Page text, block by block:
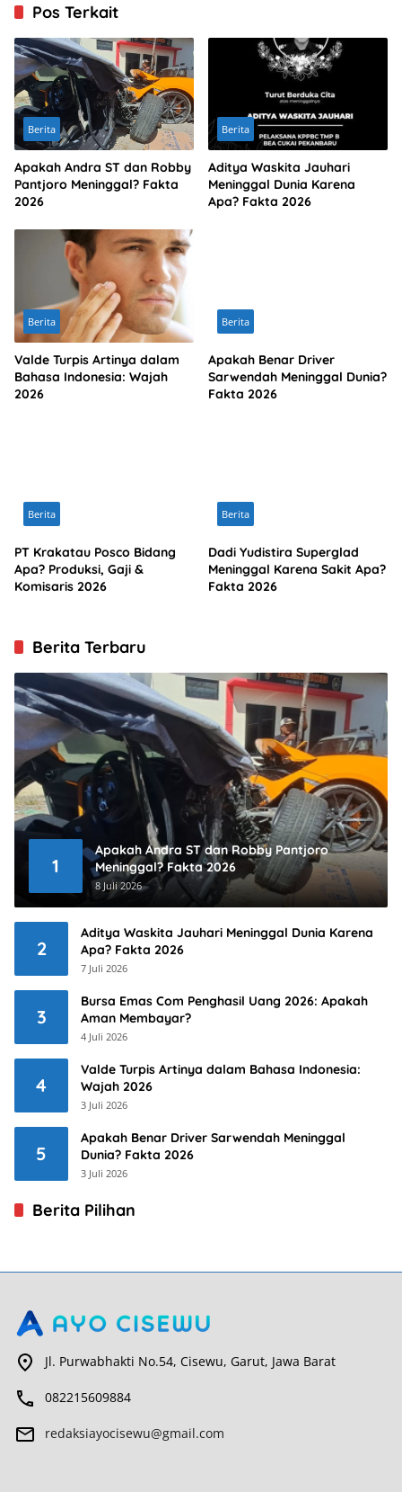
Pos Terkait
Berita
Apakah Andra ST dan Robby
Pantjoro Meninggal? Fakta
2026
Berita
Aditya Waskita Jauhari
Meninggal Dunia Karena
Apa? Fakta 2026
Berita
Valde Turpis Artinya dalam
Bahasa Indonesia: Wajah
2026
Berita
Apakah Benar Driver
Sarwendah Meninggal Dunia?
Fakta 2026
Berita
PT Krakatau Posco Bidang
Apa? Produksi, Gaji &
Komisaris 2026
Berita
Dadi Yudistira Superglad
Meninggal Karena Sakit Apa?
Fakta 2026
Berita Terbaru
1
Apakah Andra ST dan Robby Pantjoro
Meninggal? Fakta 2026
8 Juli 2026
2
Aditya Waskita Jauhari Meninggal Dunia Karena
Apa? Fakta 2026
7 Juli 2026
3
Bursa Emas Com Penghasil Uang 2026: Apakah
Aman Membayar?
4 Juli 2026
4
Valde Turpis Artinya dalam Bahasa Indonesia:
Wajah 2026
3 Juli 2026
5
Apakah Benar Driver Sarwendah Meninggal
Dunia? Fakta 2026
3 Juli 2026
Berita Pilihan
Jl. Purwabhakti No.54, Cisewu, Garut, Jawa Barat
082215609884
redaksiayocisewu@gmail.com